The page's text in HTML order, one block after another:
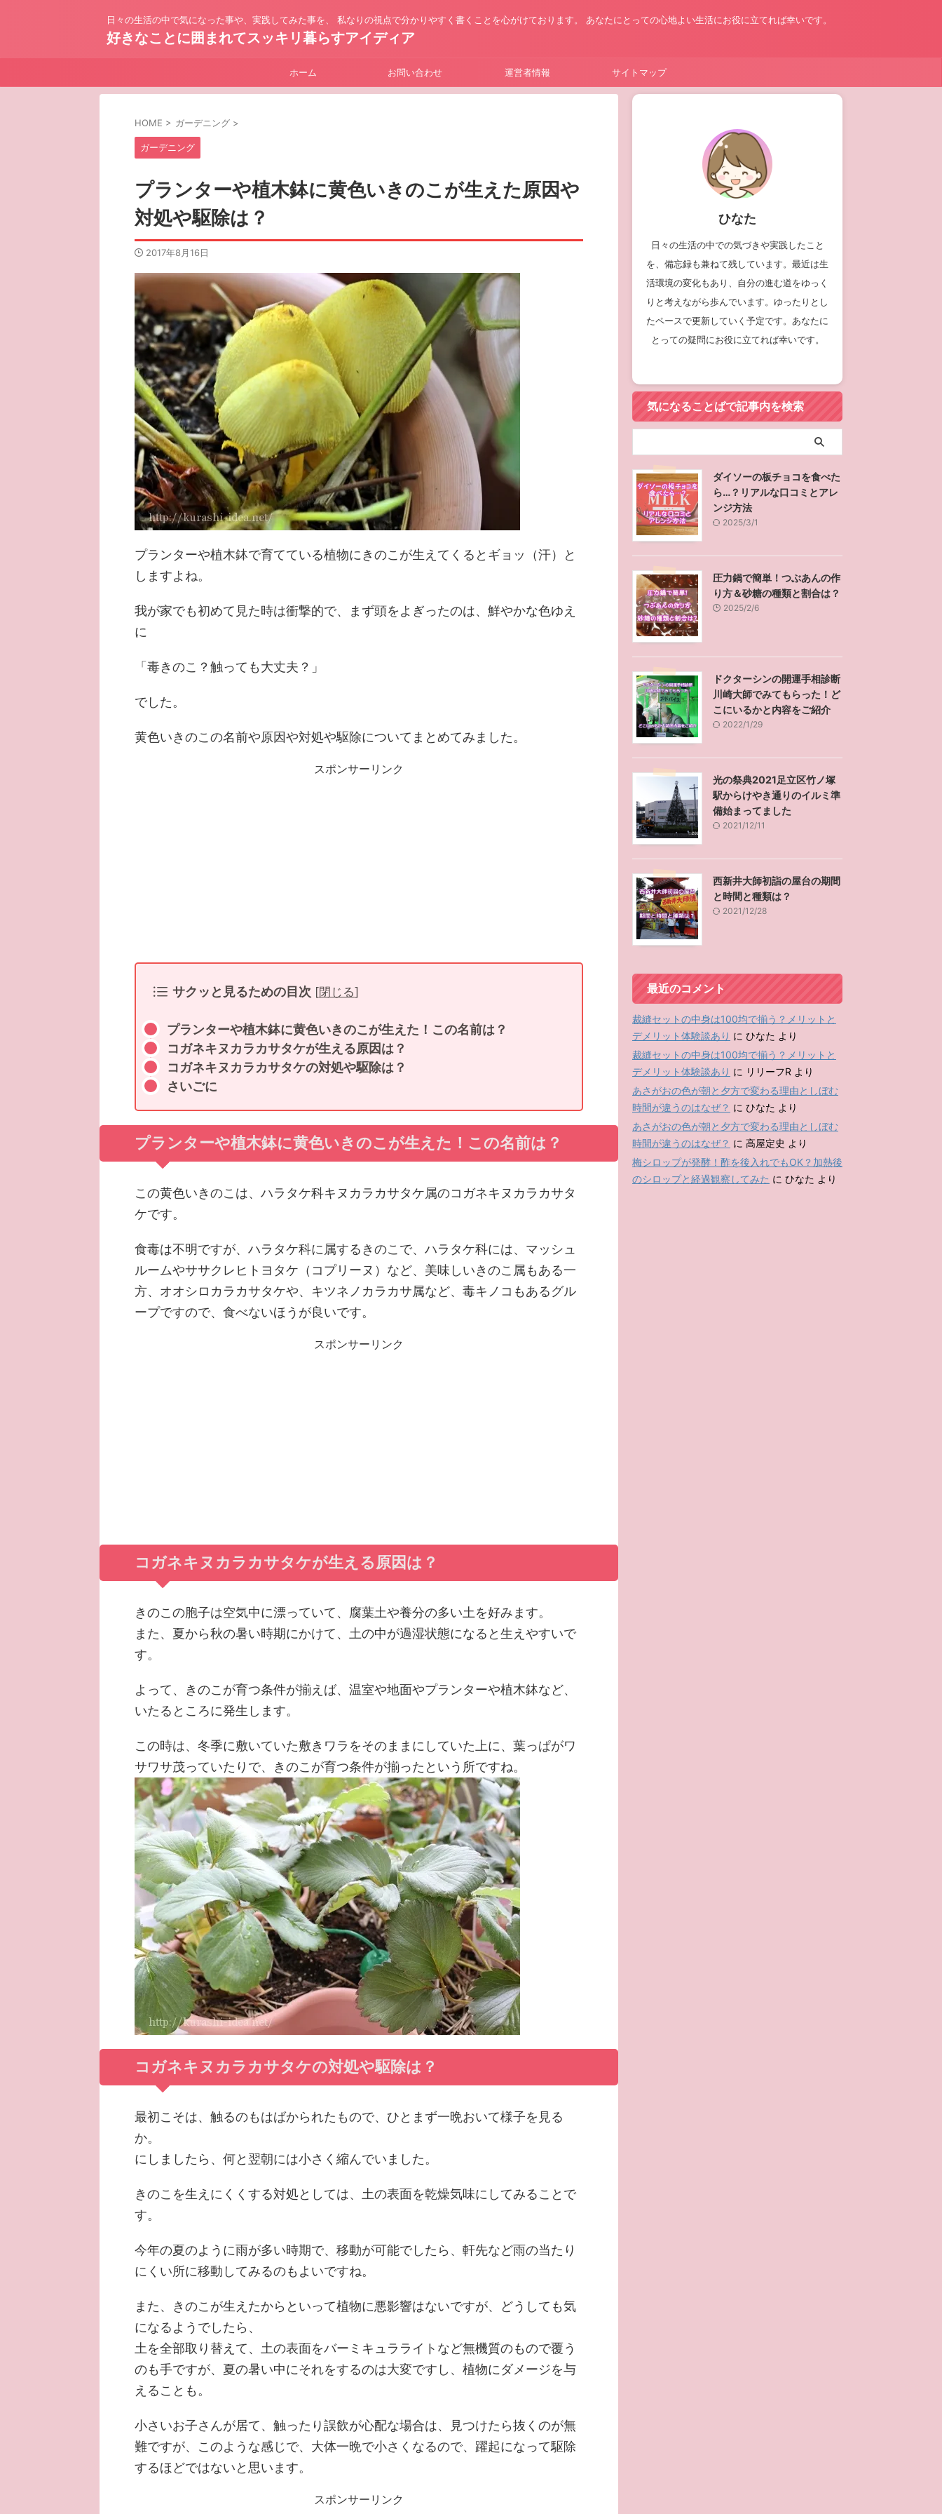
日々の生活の中で気になった事や、実践してみた事を、 私なりの視点で分かりやすく書くことを心がけております。 あなたにとっての心地よい生活にお役に立てれば幸いです。
好きなことに囲まれてスッキリ暮らすアイディア
ホーム お問い合わせ 運営者情報 サイトマップ
HOME > ガーデニング >
ガーデニング
プランターや植木鉢に黄色いきのこが生えた原因や
対処や駆除は？
2017年8月16日
プランターや植木鉢で育てている植物にきのこが生えてくるとギョッ（汗）と
しますよね。
我が家でも初めて見た時は衝撃的で、まず頭をよぎったのは、鮮やかな色ゆえ
に
「毒きのこ？触っても大丈夫？」
でした。
黄色いきのこの名前や原因や対処や駆除についてまとめてみました。
スポンサーリンク
サクッと見るための目次 [閉じる]
プランターや植木鉢に黄色いきのこが生えた！この名前は？
コガネキヌカラカサタケが生える原因は？
コガネキヌカラカサタケの対処や駆除は？
さいごに
プランターや植木鉢に黄色いきのこが生えた！この名前は？
この黄色いきのこは、ハラタケ科キヌカラカサタケ属のコガネキヌカラカサタ
ケです。
食毒は不明ですが、ハラタケ科に属するきのこで、ハラタケ科には、マッシュ
ルームやササクレヒトヨタケ（コプリーヌ）など、美味しいきのこ属もある一
方、オオシロカラカサタケや、キツネノカラカサ属など、毒キノコもあるグル
ープですので、食べないほうが良いです。
スポンサーリンク
コガネキヌカラカサタケが生える原因は？
きのこの胞子は空気中に漂っていて、腐葉土や養分の多い土を好みます。
また、夏から秋の暑い時期にかけて、土の中が過湿状態になると生えやすいで
す。
よって、きのこが育つ条件が揃えば、温室や地面やプランターや植木鉢など、
いたるところに発生します。
この時は、冬季に敷いていた敷きワラをそのままにしていた上に、葉っぱがワ
サワサ茂っていたりで、きのこが育つ条件が揃ったという所ですね。
コガネキヌカラカサタケの対処や駆除は？
最初こそは、触るのもはばかられたもので、ひとまず一晩おいて様子を見る
か。
にしましたら、何と翌朝には小さく縮んでいました。
きのこを生えにくくする対処としては、土の表面を乾燥気味にしてみることで
す。
今年の夏のように雨が多い時期で、移動が可能でしたら、軒先など雨の当たり
にくい所に移動してみるのもよいですね。
また、きのこが生えたからといって植物に悪影響はないですが、どうしても気
になるようでしたら、
土を全部取り替えて、土の表面をバーミキュラライトなど無機質のもので覆う
のも手ですが、夏の暑い中にそれをするのは大変ですし、植物にダメージを与
えることも。
小さいお子さんが居て、触ったり誤飲が心配な場合は、見つけたら抜くのが無
難ですが、このような感じで、大体一晩で小さくなるので、躍起になって駆除
するほどではないと思います。
スポンサーリンク
ひなた
日々の生活の中での気づきや実践したこと
を、備忘録も兼ねて残しています。最近は生
活環境の変化もあり、自分の進む道をゆっく
りと考えながら歩んでいます。ゆったりとし
たペースで更新していく予定です。あなたに
とっての疑問にお役に立てれば幸いです。
気になることばで記事内を検索
ダイソーの板チョコを食べた
ら…？リアルな口コミとアレ
ンジ方法
2025/3/1
圧力鍋で簡単！つぶあんの作
り方＆砂糖の種類と割合は？
2025/2/6
ドクターシンの開運手相診断
川崎大師でみてもらった！ど
こにいるかと内容をご紹介
2022/1/29
光の祭典2021足立区竹ノ塚
駅からけやき通りのイルミ準
備始まってました
2021/12/11
西新井大師初詣の屋台の期間
と時間と種類は？
2021/12/28
最近のコメント
裁縫セットの中身は100均で揃う？メリットと
デメリット体験談あり に ひなた より
裁縫セットの中身は100均で揃う？メリットと
デメリット体験談あり に リリーフR より
あさがおの色が朝と夕方で変わる理由としぼむ
時間が違うのはなぜ？ に ひなた より
あさがおの色が朝と夕方で変わる理由としぼむ
時間が違うのはなぜ？ に 高屋定史 より
梅シロップが発酵！酢を後入れでもOK？加熱後
のシロップと経過観察してみた に ひなた より